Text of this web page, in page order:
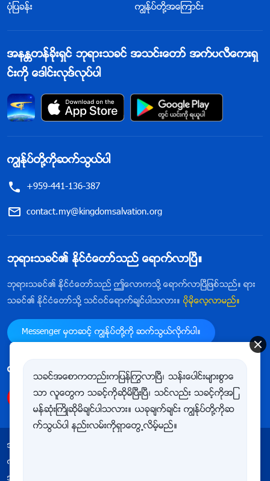
ပုံျပခန္း ကြၽန္ုပ္တို႔အေၾကာင္း
အနႏၲတန္ခိုးရွင္ ဘုရားသခင္ အသင္းေတာ္ အက္ပလီေကးရွ
င္းကို ေဒါင္းလုဒ္လုပ္ပါ
ကြၽန္ုပ္တို႔ကိုဆက္သြယ္ပါ
+959-441-136-387
contact.my@kingdomsalvation.org
ဘုရားသခင္၏ ႏိုင္ငံေတာ္သည္ ေရာက္လာၿပီ။
ဘုရားသခင္၏ ႏိုင္ငံေတာ္သည္ ဤေလာကသို႔ ေရာက္လာၿပီျဖစ္သည္။ ရား
သခင္၏ ႏိုင္ငံေတာ္သို႔ သင္ဝင္ေရာက္ခ်င္ပါသလား။ ပိုမိုေလ့လာမည္။
Messenger မွတဆင့္ ကြၽန္ုပ္တို႔ကို ဆက္သြယ္လိုက္ပါ။
ကြၽန္ုပ္တို႔ကို follow ျပဳလုပ္ရန္
အသုံးျပဳျခင္းဆိုင္ရာ စည္းမ်ဥ္းစည္းကမ္းမ်ား
ကိုယ္ေရးလုံၿခဳံမႈ မူဝါဒ
အေသးအဖြဲအခ်က္အလက္မ်ားႏွင့္ ပတ္သက္သည့္ မူဝါဒ
သခင္အေစာကတည္းကျပန္ႂကြလာၿပီ၊ သန္းေပါင္းမ်ားစြာေ
သာ လူေတြက သခင့္ကိုဆိုမိၿပီးၿပီ၊ သင္လည္း သခင့္ကိုအျ
မန္ဆုံးႀကိဳဆိုမိခ်င္ပါသလား။ ယခုခ်က္ခ်င္း ကြၽန္ုပ္တို႔ကိုဆ
က္သြယ္ပါ နည္းလမ္းကိုရွာေတြ႕လိမ့္မည္။